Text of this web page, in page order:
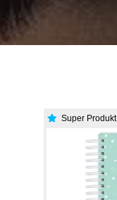
Super Produkt